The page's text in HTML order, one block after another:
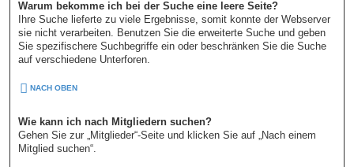
Warum bekomme ich bei der Suche eine leere Seite?
Ihre Suche lieferte zu viele Ergebnisse, somit konnte der Webserver
sie nicht verarbeiten. Benutzen Sie die erweiterte Suche und geben
Sie spezifischere Suchbegriffe ein oder beschränken Sie die Suche
auf verschiedene Unterforen.
NACH OBEN
Wie kann ich nach Mitgliedern suchen?
Gehen Sie zur „Mitglieder“-Seite und klicken Sie auf „Nach einem
Mitglied suchen“.